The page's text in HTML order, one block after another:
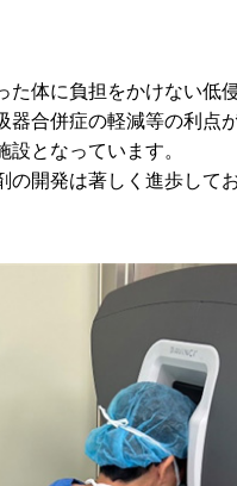
体に負担をかけない低
合併症の軽減等の利点
となっています。
開発は著しく進歩して